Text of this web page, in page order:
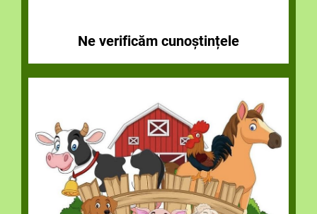
Ne verificăm cunoștințele